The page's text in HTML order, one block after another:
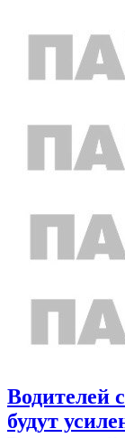
Водителей
будут